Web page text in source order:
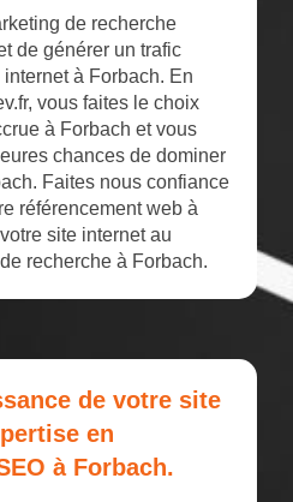
de recherche
de générer un trafic
à Forbach. En
vous faites le choix
à Forbach et vous
chances de dominer
Faites nous confiance
référencement web à
site internet au
recherche à Forbach.
de votre site
en
à Forbach.